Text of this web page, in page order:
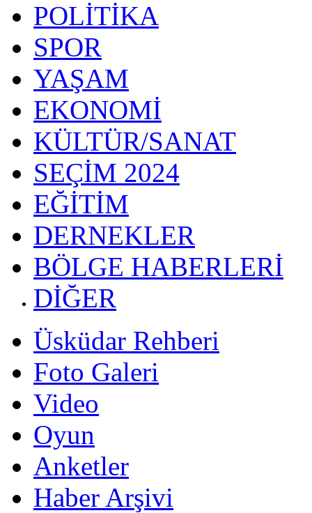
POLİTİKA
SPOR
YAŞAM
EKONOMİ
KÜLTÜR/SANAT
SEÇİM 2024
EĞİTİM
DERNEKLER
BÖLGE HABERLERİ
DİĞER
Üsküdar Rehberi
Foto Galeri
Video
Oyun
Anketler
Haber Arşivi